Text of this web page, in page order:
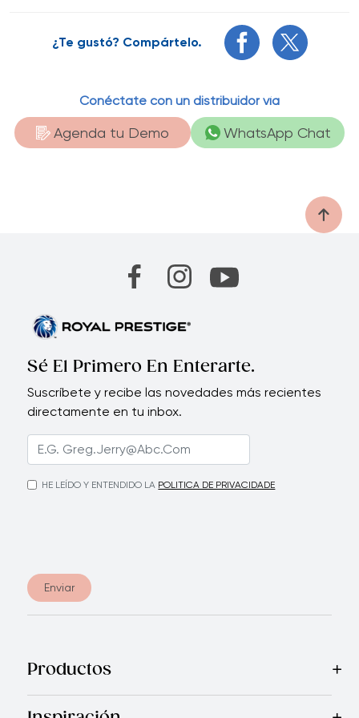
¿Te gustó? Compártelo.
Conéctate con un distribuidor vía
Agenda tu Demo WhatsApp Chat
Sé El Primero En Enterarte.
Suscríbete y recibe las novedades más recientes
directamente en tu inbox.
HE LEÍDO Y ENTENDIDO LA POLITICA DE PRIVACIDADE
Enviar
Productos
Mas VendidosCocinaElectrodomésticosCubiertos